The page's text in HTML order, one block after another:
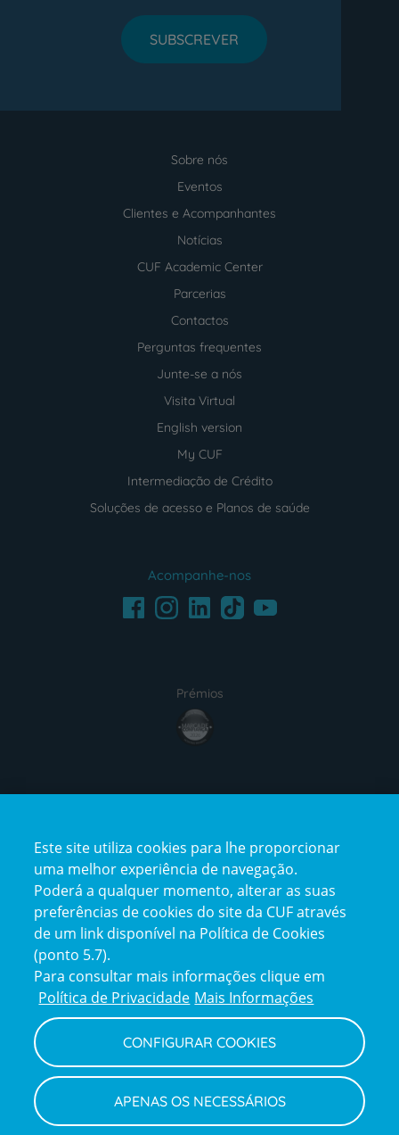
SUBSCREVER
Sobre nós
Eventos
Clientes e Acompanhantes
Notícias
CUF Academic Center
Parcerias
Contactos
Perguntas frequentes
Junte-se a nós
Visita Virtual
English version
My CUF
Intermediação de Crédito
Soluções de acesso e Planos de saúde
Acompanhe-nos
FacebookInstagramLinkedInTikTokYoutube
Prémios
award4
certification2certification3
Reclamações
e
elogios
Policy
Política de Privacidade e Cookies
Termos e Condições
Declaração de Acessibilidade
Canal de Denúncias
Informações legais
Este site utiliza cookies para lhe proporcionar
uma melhor experiência de navegação.
Poderá a qualquer momento, alterar as suas
preferências de cookies do site da CUF através
de um link disponível na Política de Cookies
(ponto 5.7).
Para consultar mais informações clique em
Política de Privacidade Mais Informações
CONFIGURAR COOKIES
APENAS OS NECESSÁRIOS